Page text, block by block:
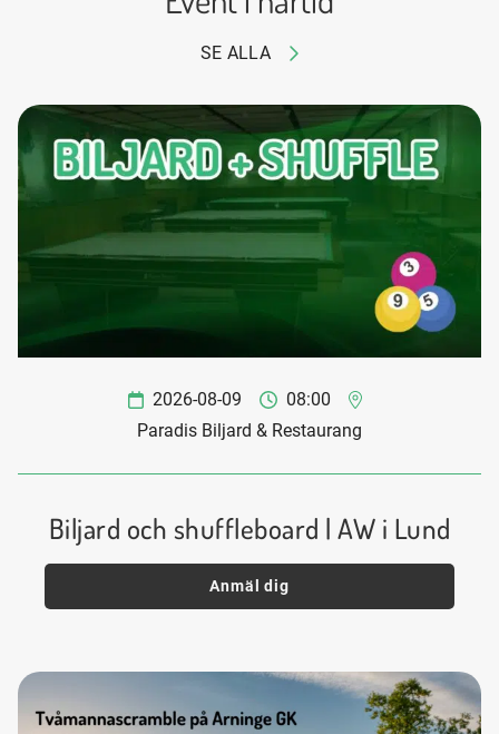
SE ALLA
2026-08-09
08:00
Paradis Biljard & Restaurang
Biljard och shuffleboard | AW i Lund
Anmäl dig